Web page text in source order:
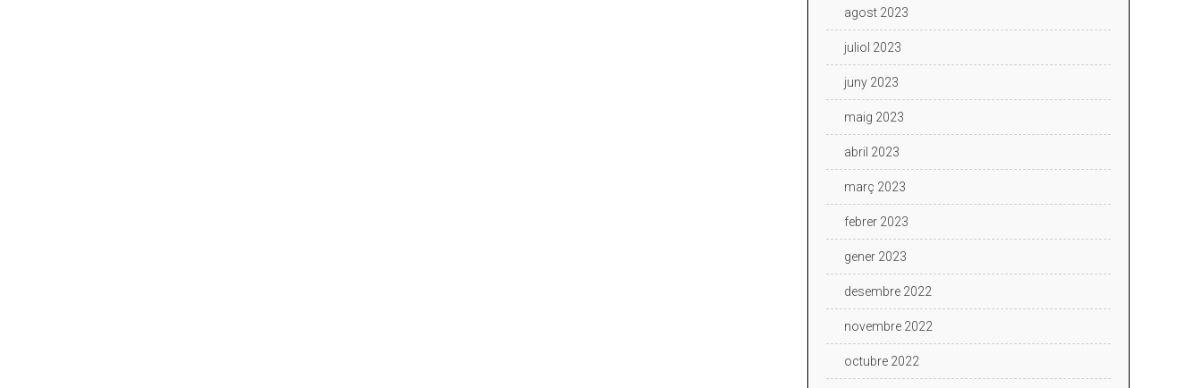
agost 2023
juliol 2023
juny 2023
maig 2023
abril 2023
març 2023
febrer 2023
gener 2023
desembre 2022
novembre 2022
octubre 2022